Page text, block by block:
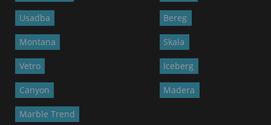
Usadba Bereg
Montana Skala
Vetro Iceberg
Canyon Madera
Marble Trend